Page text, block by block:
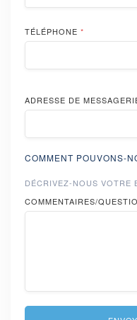
TÉLÉPHONE *
ADRESSE DE
COMMENT POUVONS-
DÉCRIVEZ-NOUS VOTRE
COMMENTAIRES/